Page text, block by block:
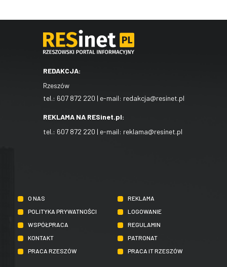
REDAKCJA:
Rzeszów
tel.: 607 872 220 | e-mail: redakcja@resinet.pl
REKLAMA NA RESinet.pl:
tel.: 607 872 220 | e-mail: reklama@resinet.pl
O NAS
REKLAMA
POLITYKA PRYWATNOŚCI
LOGOWANIE
WSPÓŁPRACA
REGULAMIN
KONTAKT
PATRONAT
PRACA RZESZÓW
PRACA IT RZESZÓW